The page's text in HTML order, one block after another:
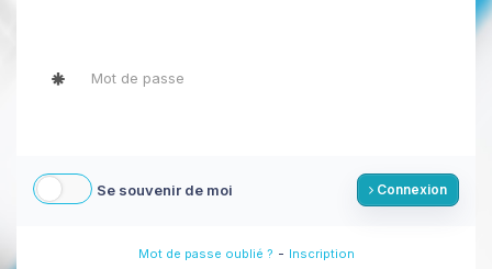
Se souvenir de moi Connexion
Mot de passe oublié ? - Inscription